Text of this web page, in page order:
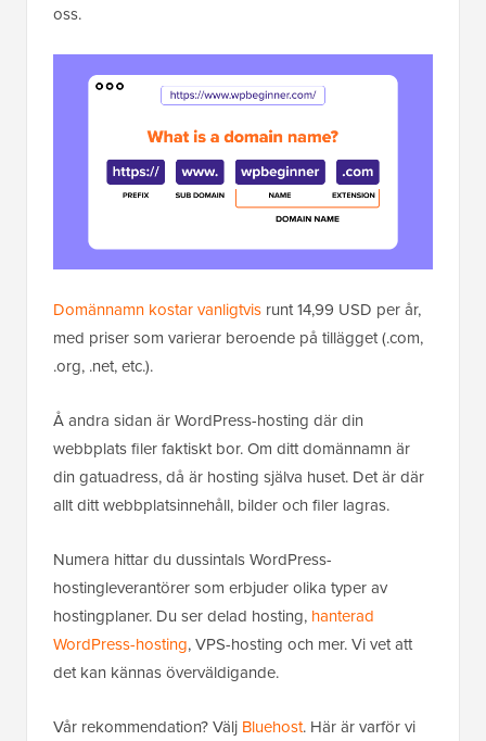
oss.
Domännamn kostar vanligtvis runt 14,99 USD per år,
med priser som varierar beroende på tillägget (.com,
.org, .net, etc.).
Å andra sidan är WordPress-hosting där din
webbplats filer faktiskt bor. Om ditt domännamn är
din gatuadress, då är hosting själva huset. Det är där
allt ditt webbplatsinnehåll, bilder och filer lagras.
Numera hittar du dussintals WordPress-
hostingleverantörer som erbjuder olika typer av
hostingplaner. Du ser delad hosting, hanterad
WordPress-hosting, VPS-hosting och mer. Vi vet att
det kan kännas överväldigande.
Vår rekommendation? Välj Bluehost. Här är varför vi